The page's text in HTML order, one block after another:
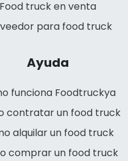
Food truck en venta
para food truck
Ayuda
funciona Foodtruckya
contratar un food truck
alquilar un food truck
comprar un food truck